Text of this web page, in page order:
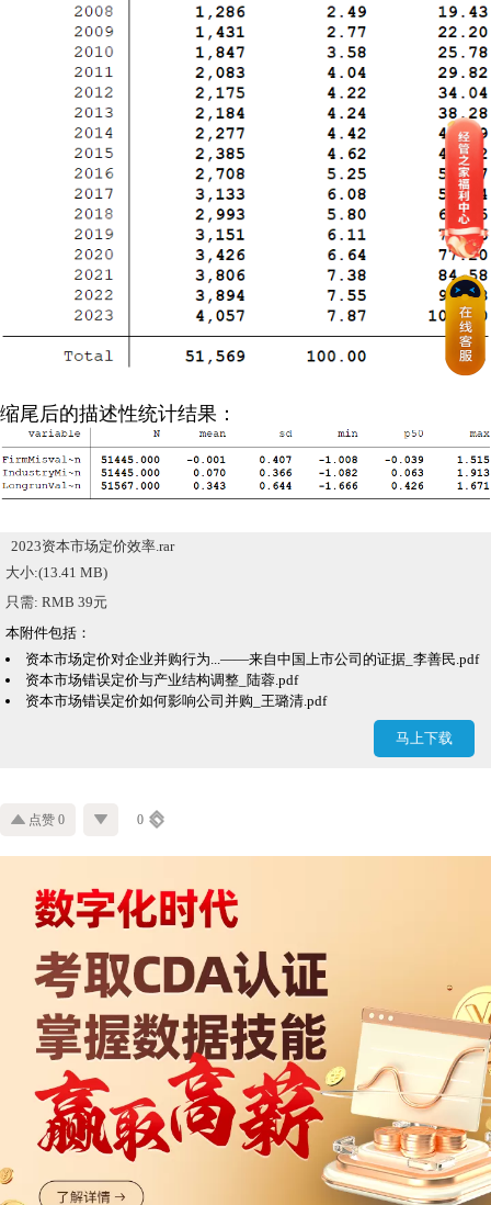
缩尾后的描述性统计结果：
2023资本市场定价效率.rar
大小:(13.41 MB)
只需: RMB 39元
马上下载
本附件包括：
资本市场定价对企业并购行为...——来自中国上市公司的证据_李善民.pdf
资本市场错误定价与产业结构调整_陆蓉.pdf
资本市场错误定价如何影响公司并购_王璐清.pdf
行业系统性市场错误定价对并购决策的驱动研究_符蕾.pdf
初始数据.xlsx
点赞 0 0